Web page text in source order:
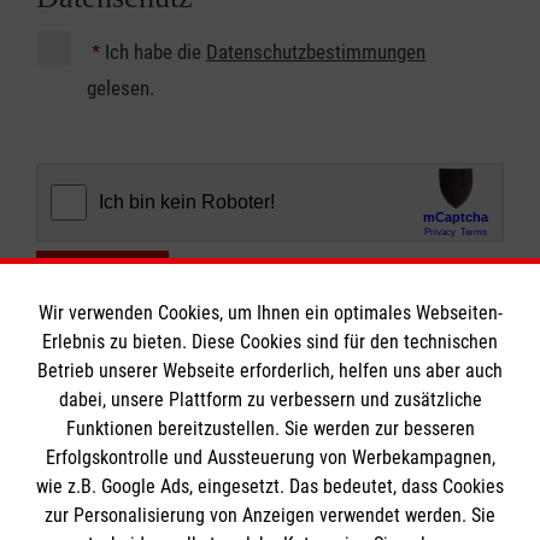
* Ich habe die Datenschutzbestimmungen
gelesen.
Informationen
Wir verwenden Cookies, um Ihnen ein optimales Webseiten-
Erlebnis zu bieten. Diese Cookies sind für den technischen
Betrieb unserer Webseite erforderlich, helfen uns aber auch
dabei, unsere Plattform zu verbessern und zusätzliche
Funktionen bereitzustellen. Sie werden zur besseren
Erfolgskontrolle und Aussteuerung von Werbekampagnen,
wie z.B. Google Ads, eingesetzt. Das bedeutet, dass Cookies
zur Personalisierung von Anzeigen verwendet werden. Sie